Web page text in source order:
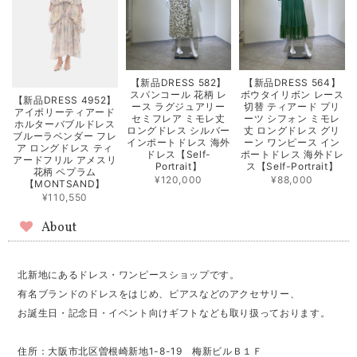
【新品DRESS 4952】
アイボリーティアード
ホルターバブルドレス
ブルーラベンダー フレ
ア ロングドレス ティ
アードフリル アメスリ
花柄 ペプラム
【MONTSAND】
¥110,550
【新品DRESS 582】
スパンコール 花柄 レ
ース ラグジュアリー
セミフレア ミモレ丈
ロングドレス シルバー
インポートドレス 海外
ドレス【Self-
Portrait】
¥120,000
【新品DRESS 564】
ボウタイリボン レース
切替 ティアード プリ
ーツ シフォン ミモレ
丈 ロングドレス グリ
ーン ワンピース イン
ポートドレス 海外ドレ
ス【Self-Portrait】
¥88,000
About
北新地にあるドレス・ワンピースショップです。
有名ブランドのドレスをはじめ、ピアスなどのアクセサリー、
お誕生日・記念日・イベント向けギフトなども取り扱っております。
住所：大阪市北区曽根崎新地1-8-19 梅新ビルＢ１Ｆ